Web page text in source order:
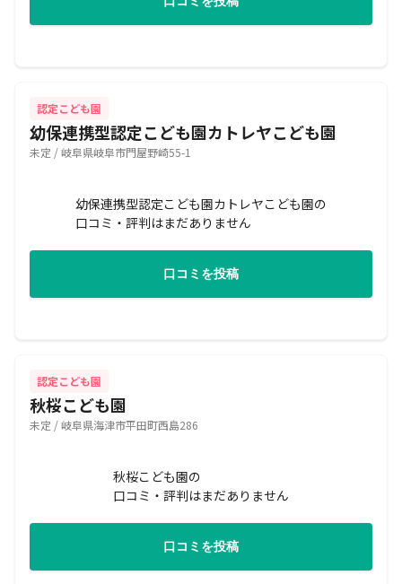
認定こども園
幼保連携型認定こども園カトレヤこども園
未定 / 岐阜県岐阜市門屋野崎55-1
幼保連携型認定こども園カトレヤこども園の
口コミ・評判はまだありません
口コミを投稿
認定こども園
秋桜こども園
未定 / 岐阜県海津市平田町西島286
秋桜こども園の
口コミ・評判はまだありません
口コミを投稿